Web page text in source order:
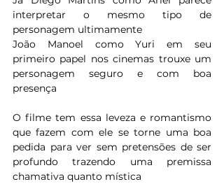
interpretar o mesmo tipo de
personagem ultimamente
João Manoel como Yuri em seu
primeiro papel nos cinemas trouxe um
personagem seguro e com boa
presença
O filme tem essa leveza e romantismo
que fazem com ele se torne uma boa
pedida para ver sem pretensões de ser
profundo trazendo uma premissa
chamativa quanto mística